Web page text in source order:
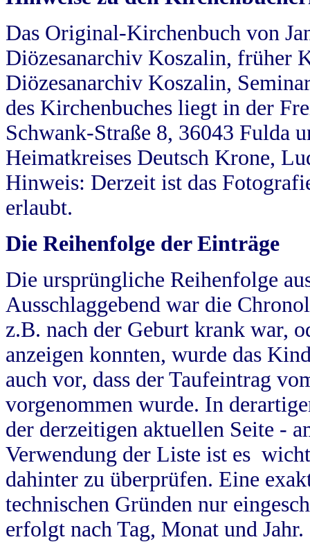
Das Original-Kirchenbuch von
Diözesanarchiv Koszalin, früher
Diözesanarchiv Koszalin,
des Kirchenbuches liegt in der
Schwank-Straße 8, 36043 Fulda
Heimatkreises Deutsch Krone,
Hinweis: Derzeit ist das
erlaubt.
Die Reihenfolge der Einträge
Die ursprüngliche Reihenfolge
Ausschlaggebend war die
z.B. nach der Geburt krank war,
anzeigen konnten, wurde das
auch vor, dass der Taufeintrag
vorgenommen wurde. In
der derzeitigen aktuellen Seite -
Verwendung der Liste ist es
dahinter zu überprüfen. Eine
technischen Gründen nur
erfolgt nach Tag, Monat und Jahr.